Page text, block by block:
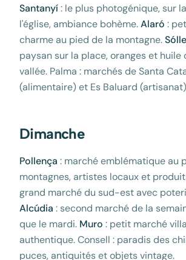
Santanyí: le plus photogénique, sur
l'église, ambiance bohème.Alaró :
charme au pied de la montagne.
paysan sur la place, oranges et huile
vallée. Palma : marchés de Santa
(alimentaire) et Es Baluard
Dimanche
Pollença : marché emblématique au
montagnes, artistes locaux et
grand marché du sud-est avec
Alcúdia : second marché de la
que le mardi. Muro : petit marché
authentique. Consell : paradis des
puces, antiquités et objets vintage.